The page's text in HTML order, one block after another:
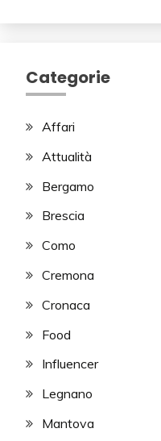
Categorie
Affari
Attualità
Bergamo
Brescia
Como
Cremona
Cronaca
Food
Influencer
Legnano
Mantova